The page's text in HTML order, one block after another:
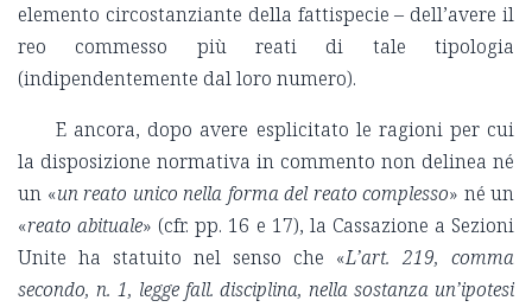
elemento circostanziante della fattispecie – dell’avere il
reo commesso più reati di tale tipologia
(indipendentemente dal loro numero).
E ancora, dopo avere esplicitato le ragioni per cui
la disposizione normativa in commento non delinea né
un «un reato unico nella forma del reato complesso» né un
«reato abituale» (cfr. pp. 16 e 17), la Cassazione a Sezioni
Unite ha statuito nel senso che «L’art. 219, comma
secondo, n. 1, legge fall. disciplina, nella sostanza un’ipotesi